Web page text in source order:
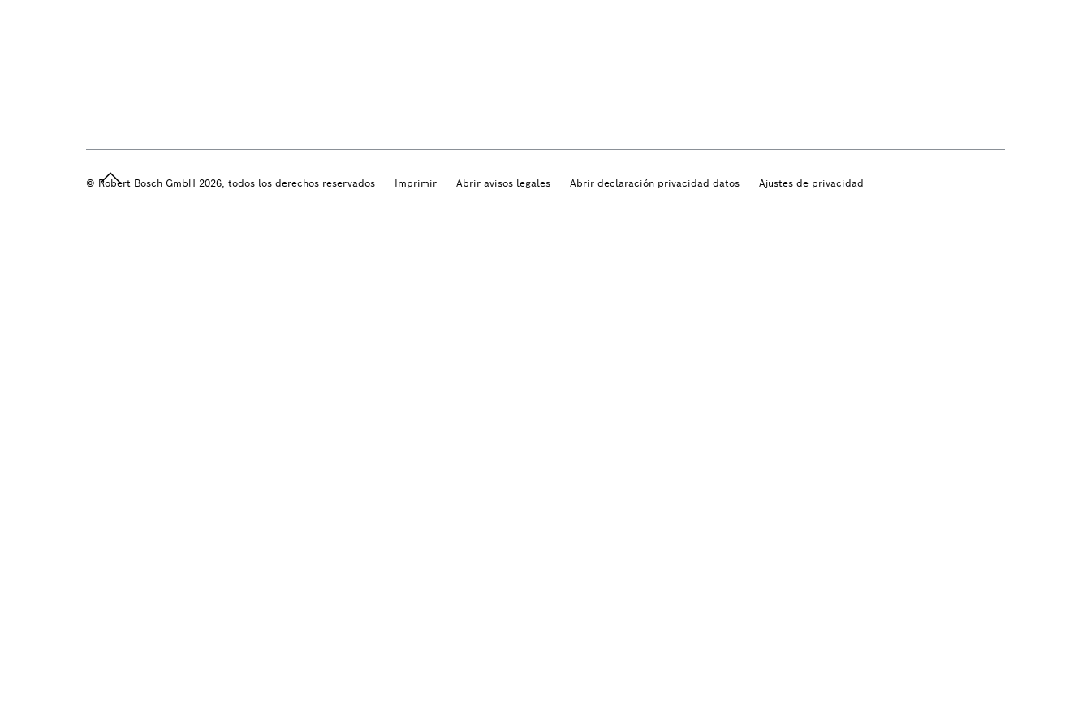
Imprimir Abrir avisos legales Abrir declaración privacidad datos Ajustes de privacidad
© Robert Bosch GmbH 2026, todos los derechos reservados